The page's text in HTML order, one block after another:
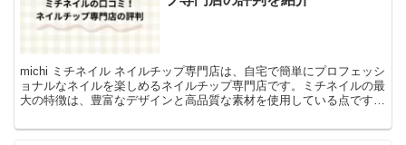
michi ミチネイル ネイルチップ専門店は、自宅で簡単にプロフェッシ
ョナルなネイルを楽しめるネイルチップ専門店です。ミチネイルの最
大の特徴は、豊富なデザインと高品質な素材を使用している点です。